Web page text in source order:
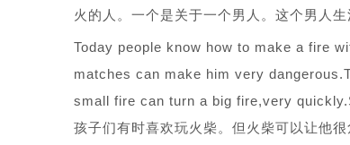
火的人。一个是关于一个男人。这个男人
Today people know how to make a fire
matches can make him very
small fire can turn a big fire,very
孩子们有时喜欢玩火柴。但火柴可以让他